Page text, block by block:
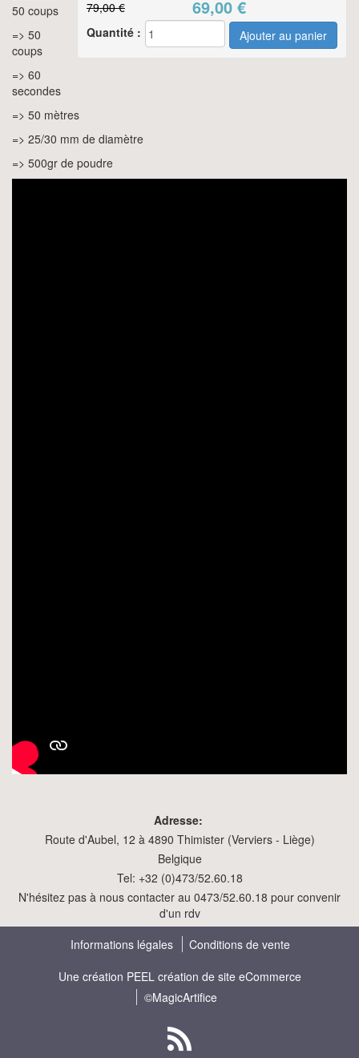
79,00 € 69,00 €
Quantité :
50 coups
=> 50
coups
=> 60
secondes
=> 50 mètres
=> 25/30 mm de diamètre
=> 500gr de poudre
Adresse:
Route d'Aubel, 12 à 4890 Thimister (Verviers - Liège)
Belgique
Tel: +32 (0)473/52.60.18
N'hésitez pas à nous contacter au 0473/52.60.18 pour convenir
d'un rdv
Informations légales
Conditions de vente
Une création PEEL création de site eCommerce
©MagicArtifice